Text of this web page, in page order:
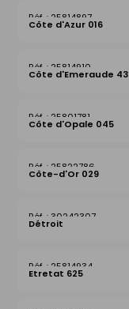
25814897
Côte d'Azur 016
25814910
Côte d'Emeraude 43
25801781
Côte d'Opale 045
25822786
Côte-d'Or 029
30242307
Détroit
25814934
Etretat 625